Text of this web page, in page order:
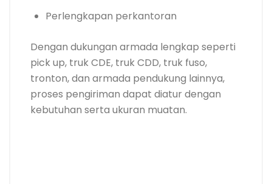
Perlengkapan perkantoran
Dengan dukungan armada lengkap seperti
pick up, truk CDE, truk CDD, truk fuso,
tronton, dan armada pendukung lainnya,
proses pengiriman dapat diatur dengan
kebutuhan serta ukuran muatan.